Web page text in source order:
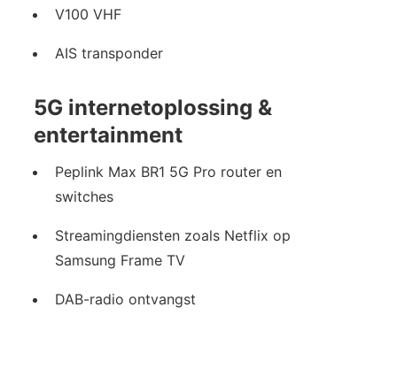
V100 VHF
AIS transponder
5G internetoplossing &
entertainment
Peplink Max BR1 5G Pro router en
switches
Streamingdiensten zoals Netflix op
Samsung Frame TV
DAB-radio ontvangst